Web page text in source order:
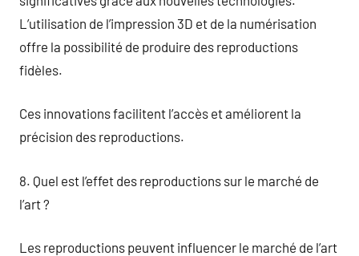
L’utilisation de l’impression 3D et de la numérisation
offre la possibilité de produire des reproductions
fidèles.
Ces innovations facilitent l’accès et améliorent la
précision des reproductions.
8. Quel est l’effet des reproductions sur le marché de
l’art ?
Les reproductions peuvent influencer le marché de l’art